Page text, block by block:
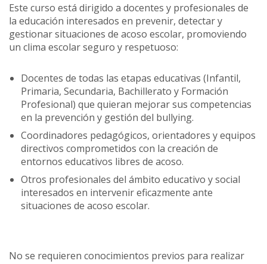
Este curso está dirigido a docentes y profesionales de
la educación interesados en prevenir, detectar y
gestionar situaciones de acoso escolar, promoviendo
un clima escolar seguro y respetuoso:
Docentes de todas las etapas educativas (Infantil,
Primaria, Secundaria, Bachillerato y Formación
Profesional) que quieran mejorar sus competencias
en la prevención y gestión del bullying.
Coordinadores pedagógicos, orientadores y equipos
directivos comprometidos con la creación de
entornos educativos libres de acoso.
Otros profesionales del ámbito educativo y social
interesados en intervenir eficazmente ante
situaciones de acoso escolar.
No se requieren conocimientos previos para realizar